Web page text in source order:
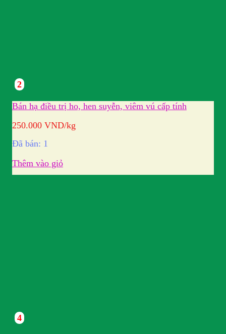
2
Bán hạ điều trị ho, hen suyễn, viêm vú cấp tính
250.000 VND/kg
Đã bán: 1
Thêm vào giỏ
4